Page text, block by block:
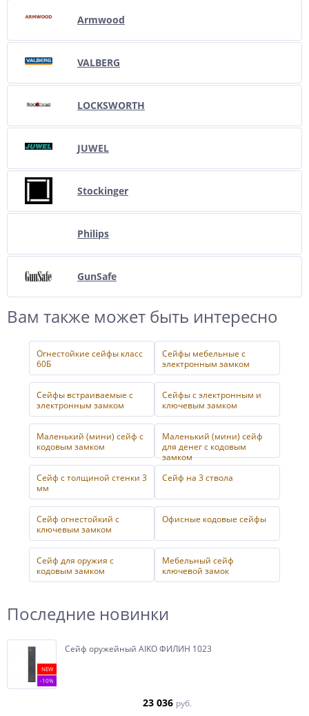
Armwood
VALBERG
LOCKSWORTH
JUWEL
Stockinger
Philips
GunSafe
Вам также может быть интересно
Огнестойкие сейфы класс
60Б
Сейфы мебельные с
электронным замком
Сейфы встраиваемые с
электронным замком
Сейфы с электронным и
ключевым замком
Маленький (мини) сейф с
кодовым замком
Маленький (мини) сейф
для денег с кодовым
замком
Сейф с толщиной стенки 3
мм
Сейф на 3 ствола
Сейф огнестойкий с
ключевым замком
Офисные кодовые сейфы
Сейф для оружия с
кодовым замком
Мебельный сейф
ключевой замок
Последние новинки
NEW
-10%
Сейф оружейный AIKO ФИЛИН 1023
23 036 руб.